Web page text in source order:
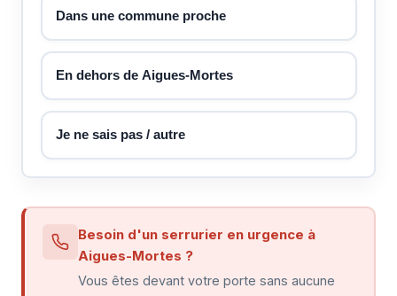
Dans une commune proche
En dehors de Aigues-Mortes
Je ne sais pas / autre
Besoin d'un serrurier en urgence à
Aigues-Mortes ?
Vous êtes devant votre porte sans aucune